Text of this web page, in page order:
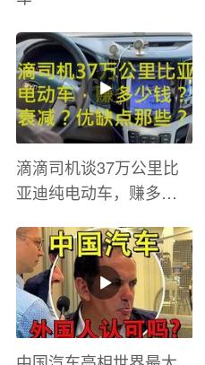
滴滴司机谈37万公里比
亚迪纯电动车，赚多少
有哪些？